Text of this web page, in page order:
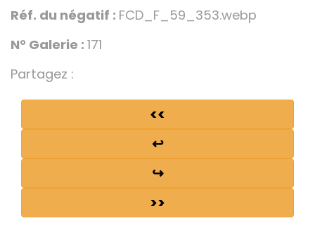
Réf. du négatif : FCD_F_59_353.webp
N° Galerie : 171
Partagez :
<<
↩
↪
>>